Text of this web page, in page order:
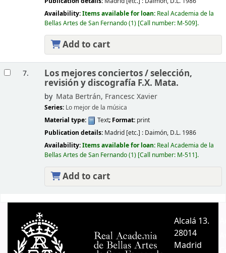
Availability:Items available for loan: Real Academia de la
Bellas Artes de San Fernando(1) Call number: M-509 .
Add to cart
7. Los mejores conciertos /selección,
revisión y discografía F.X. Mata.
by Mata Bertrán, Francesc Xavier
Series: Lo mejor de la música
Material type:
Text; Format: print
Publication details: Madrid [etc.] : Daimón, D.L. 1986
Availability:Items available for loan: Real Academia de la
Bellas Artes de San Fernando(1) Call number: M-511 .
Add to cart
Alcalá 13.
28014
Madrid